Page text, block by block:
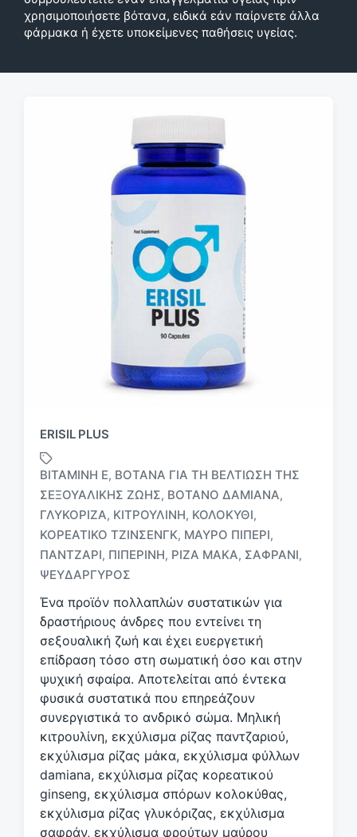
χρησιμοποιήσετε βότανα, ειδικά εάν παίρνετε άλλα
φάρμακα ή έχετε υποκείμενες παθήσεις υγείας.
ERISIL PLUS
ε
ε
τ
κ
έ
τ
α
ΒΙΤΑΜΊΝΗ E, ΒΌΤΑΝΑ ΓΙΑ ΤΗ ΒΕΛΤΊΩΣΗ ΤΗΣ
ΣΕΞΟΥΑΛΙΚΉΣ ΖΩΉΣ, ΒΌΤΑΝΟ ΔΑΜΙΑΝΆ,
ΓΛΥΚΌΡΙΖΑ, ΚΙΤΡΟΥΛΊΝΗ, ΚΟΛΟΚΎΘΙ,
ΚΟΡΕΆΤΙΚΟ ΤΖΊΝΣΕΝΓΚ, ΜΑΎΡΟ ΠΙΠΈΡΙ,
ΠΑΝΤΖΆΡΙ, ΠΙΠΕΡΊΝΗ, ΡΊΖΑ ΜΆΚΑ, ΣΑΦΡΆΝΙ,
ΨΕΥΔΆΡΓΥΡΟΣ
Ένα προϊόν πολλαπλών συστατικών για
δραστήριους άνδρες που εντείνει τη
σεξουαλική ζωή και έχει ευεργετική
επίδραση τόσο στη σωματική όσο και στην
ψυχική σφαίρα. Αποτελείται από έντεκα
φυσικά συστατικά που επηρεάζουν
συνεργιστικά το ανδρικό σώμα. Μηλική
κιτρουλίνη, εκχύλισμα ρίζας παντζαριού,
εκχύλισμα ρίζας μάκα, εκχύλισμα φύλλων
damiana, εκχύλισμα ρίζας κορεατικού
ginseng, εκχύλισμα σπόρων κολοκύθας,
εκχύλισμα ρίζας γλυκόριζας, εκχύλισμα
σαφράν, εκχύλισμα φρούτων μαύρου